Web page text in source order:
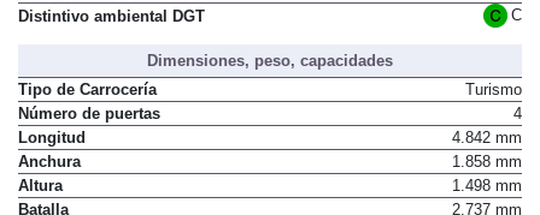
Normativa de emisiones
Euro 5
Dimensiones, peso, capacidades
Tipo de Carrocería
Turismo
Número de puertas
4
Longitud
4.842 mm
Anchura
1.858 mm
Altura
1.498 mm